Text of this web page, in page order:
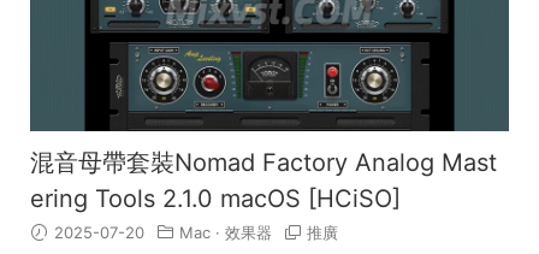
混音母帶套裝Nomad Factory Analog Mast
ering Tools 2.1.0 macOS [HCiSO]
2025-07-20 Mac · 效果器 推廣